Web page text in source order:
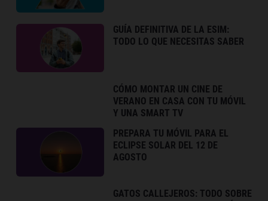
GUÍA DEFINITIVA DE LA ESIM:
TODO LO QUE NECESITAS SABER
CÓMO MONTAR UN CINE DE
VERANO EN CASA CON TU MÓVIL
Y UNA SMART TV
PREPARA TU MÓVIL PARA EL
ECLIPSE SOLAR DEL 12 DE
AGOSTO
GATOS CALLEJEROS: TODO SOBRE